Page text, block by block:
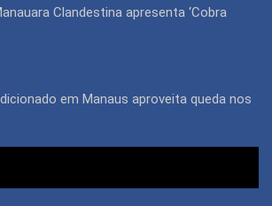
Clandestina apresenta ‘Cobra
em Manaus aproveita queda nos